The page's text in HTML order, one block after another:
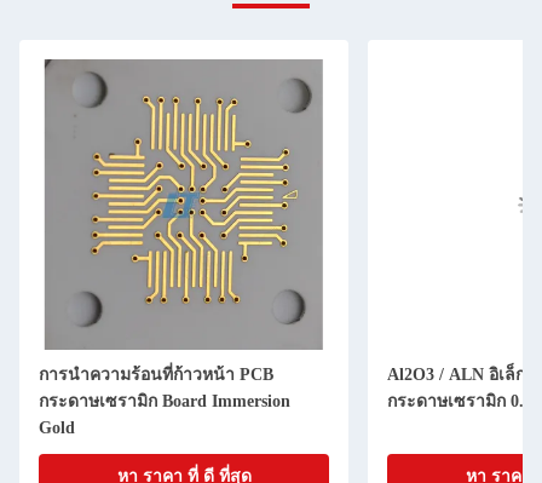
การนําความร้อนที่ก้าวหน้า PCB
กระดาษเซรามิก Board Immersion
Gold
หา ราคา ที่ ดี ที่สุด
Al2O3 / ALN อิเล็ก
กระดาษเซรามิก 0.1
หา ราคา